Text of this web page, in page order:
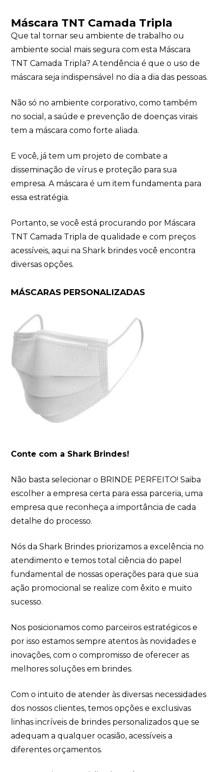
Máscara TNT Camada Tripla
Que tal tornar seu ambiente de trabalho ou
ambiente social mais segura com esta Máscara
TNT Camada Tripla? A tendência é que o uso de
máscara seja indispensável no dia a dia das pessoas.
Não só no ambiente corporativo, como também
no social, a saúde e prevenção de doenças virais
tem a máscara como forte aliada.
E você, já tem um projeto de combate a
disseminação de vírus e proteção para sua
empresa. A máscara é um item fundamenta para
essa estratégia.
Portanto, se você está procurando por Máscara
TNT Camada Tripla de qualidade e com preços
acessíveis, aqui na Shark brindes você encontra
diversas opções.
MÁSCARAS PERSONALIZADAS
Conte com a Shark Brindes!
Não basta selecionar o BRINDE PERFEITO! Saiba
escolher a empresa certa para essa parceria, uma
empresa que reconheça a importância de cada
detalhe do processo.
Nós da Shark Brindes priorizamos a excelência no
atendimento e temos total ciência do papel
fundamental de nossas operações para que sua
ação promocional se realize com êxito e muito
sucesso.
Nos posicionamos como parceiros estratégicos e
por isso estamos sempre atentos às novidades e
inovações, com o compromisso de oferecer as
melhores soluções em brindes.
Com o intuito de atender às diversas necessidades
dos nossos clientes, temos opções e exclusivas
linhas incríveis de brindes personalizados que se
adequam a qualquer ocasião, acessíveis a
diferentes orçamentos.